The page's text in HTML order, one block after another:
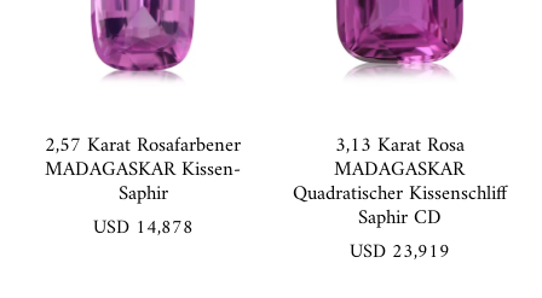
2,57 Karat Rosafarbener
MADAGASKAR Kissen-
Saphir
USD 14,878
3,13 Karat Rosa
MADAGASKAR
Quadratischer Kissenschliff
Saphir CD
USD 23,919